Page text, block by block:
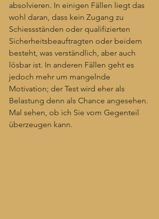
absolvieren. In einigen Fällen liegt das
wohl daran, dass kein Zugang zu
Schiessständen oder qualifizierten
Sicherheitsbeauftragten oder beidem
besteht, was verständlich, aber auch
lösbar ist. In anderen Fällen geht es
jedoch mehr um mangelnde
Motivation; der Test wird eher als
Belastung denn als Chance angesehen.
Mal sehen, ob ich Sie vom Gegenteil
überzeugen kann.